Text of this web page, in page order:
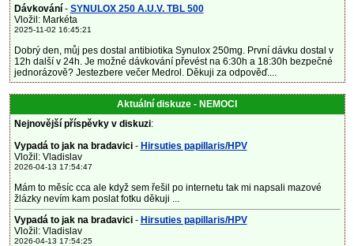
Dávkování - SYNULOX 250 A.U.V. TBL 500
Vložil: Markéta
2025-11-02 16:45:21
Dobrý den, můj pes dostal antibiotika Synulox 250mg. První dávku dostal v
12h další v 24h. Je možné dávkování převést na 6:30h a 18:30h bezpečné
jednorázově? Jestezbere večer Medrol. Děkuji za odpověď....
Aktuální diskuze - NEMOCI
Nejnovější příspěvky v diskuzi:
Vypadá to jak na bradavici - Hirsuties papillaris/HPV
Vložil: Vladislav
2026-04-13 17:54:47
Mám to měsíc cca ale když sem řešil po internetu tak mi napsali mazové
žlázky nevím kam poslat fotku děkuji ...
Vypadá to jak na bradavici - Hirsuties papillaris/HPV
Vložil: Vladislav
2026-04-13 17:54:25